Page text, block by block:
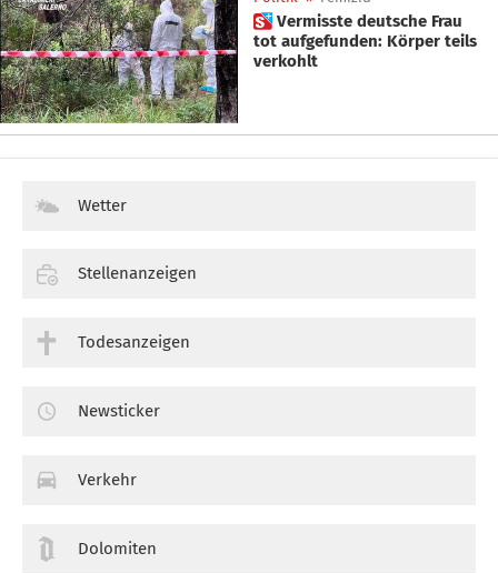
 Vermisste deutsche Frau
tot aufgefunden: Körper teils
verkohlt
Wetter
Stellenanzeigen
Todesanzeigen
Newsticker
Verkehr
Dolomiten